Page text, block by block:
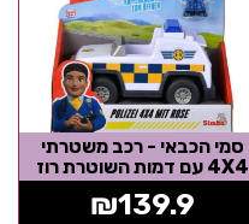
סמי הכבאי - רכב משטרתי
4X4 עם דמות השוטרת רוז
₪139.9